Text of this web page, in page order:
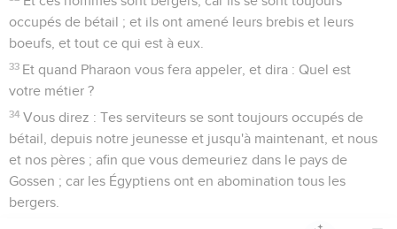
occupés de bétail ; et ils ont amené leurs brebis et leurs
boeufs, et tout ce qui est à eux.
33 Et quand Pharaon vous fera appeler, et dira : Quel est
votre métier ?
34 Vous direz : Tes serviteurs se sont toujours occupés de
bétail, depuis notre jeunesse et jusqu'à maintenant, et nous
et nos pères ; afin que vous demeuriez dans le pays de
Gossen ; car les Égyptiens ont en abomination tous les
bergers.